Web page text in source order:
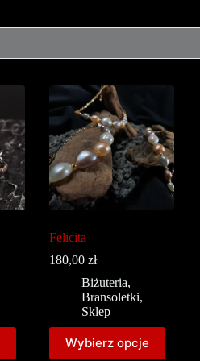
Felicita
180,00 zł
Biżuteria,
Bransoletki,
Sklep
Wybierz opcje